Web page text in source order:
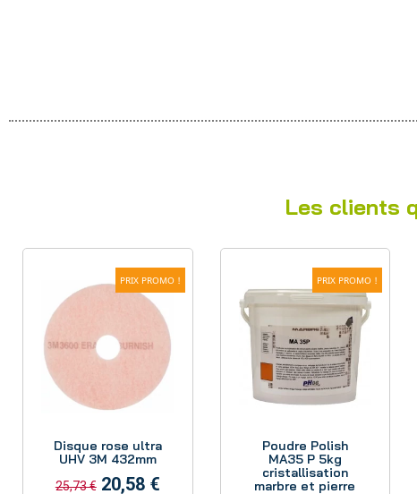
Les clients
PRIX PROMO !
Disque rose ultra
UHV 3M 432mm
25,73 € 20,58 €
PRIX PROMO !
Poudre Polish
MA35 P 5kg
cristallisation
marbre et pierre